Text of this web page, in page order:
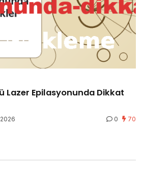
Lazer Epilasyonunda Dikkat
0 70